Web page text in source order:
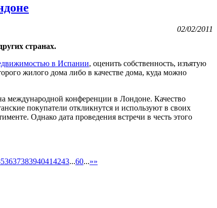
02/02/2011
странах.
в Испании, оценить собственность, изъятую
жилого дома либо в качестве дома, куда можно
международной конференции в Лондоне. Качество
покупатели откликнутся и используют в своих
Однако дата проведения встречи в честь этого
3637383940414243...60...»»